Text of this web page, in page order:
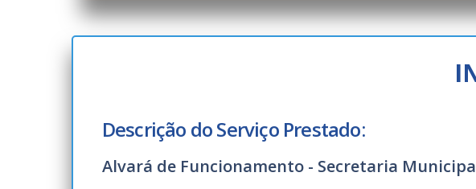
Descrição do Serviço Prestado:
Alvará de Funcionamento - Secretaria